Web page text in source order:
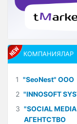
КОМПАНИЯЛАР
1 "SeoNest" ООО
2 "INNOSOFT
3 "SOCIAL
АГЕНТСТВО